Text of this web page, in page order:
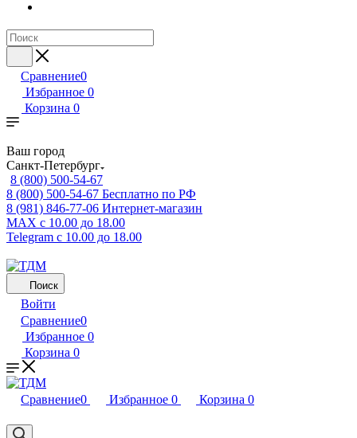
Сравнение0
Избранное 0
Корзина 0
Ваш город
Санкт-Петербург
8 (800) 500-54-67
8 (800) 500-54-67 Бесплатно по РФ
8 (981) 846-77-06 Интернет-магазин
MAX с 10.00 до 18.00
Telegram с 10.00 до 18.00
Поиск
Войти
Сравнение0
Избранное 0
Корзина 0
Сравнение0 Избранное 0 Корзина 0